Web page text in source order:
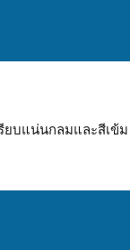
ยบแน่นกลมและสีเข้